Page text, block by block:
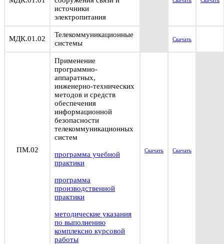
источники
электропитания
МДК.01.02
Телекоммуникационные
системы
Скачать
ПМ.02
Применение
программно-
аппаратных,
инженерно-технических
методов и средств
обеспечения
информационной
безопасности
телекоммуникационных
систем
программа учебной
практики
программа
производственной
практики
методические указания
по выполнению
комплексно курсовой
работы
Скачать Скачать